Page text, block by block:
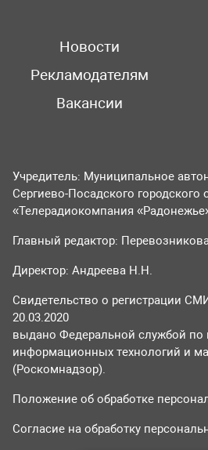
Новости
Рекламодателям
Вакансии
Учредитель: Муниципальное
Сергиево-Посадского городского
«Телерадиокомпания
Главный редактор:
Директор: Андреева Н.Н.
Свидетельство о регистрации
20.03.2020
выдано Федеральной службой по
информационных технологий и
(Роскомнадзор).
Положение об обработке
Согласие на обработку